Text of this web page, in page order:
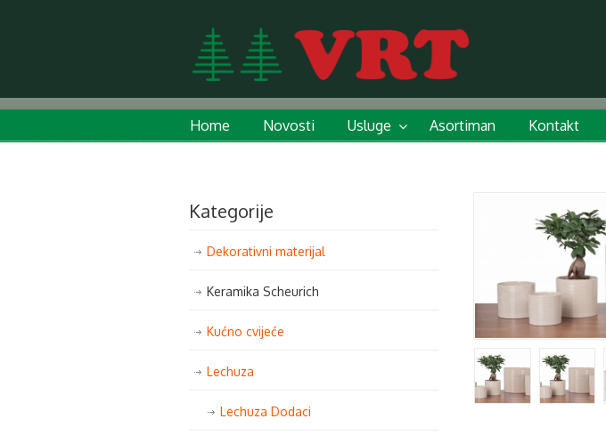
Home Novosti Usluge Asortiman Kontakt
Kategorije
Dekorativni materijal
Keramika Scheurich
Kućno cvijeće
Lechuza
Lechuza Dodaci